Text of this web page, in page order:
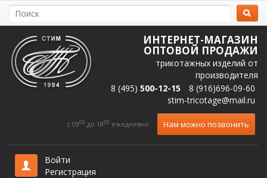
ИНТЕРНЕТ-МАГАЗИН
ОПТОВОЙ ПРОДАЖИ
трикотажных изделий от
производителя
8 (495) 500-12-15
8 (916)696-09-60
stim-tricotage@mail.ru
c 0900 до 1800 ежедневно Нам можно позвонить
Войти
Регистрация